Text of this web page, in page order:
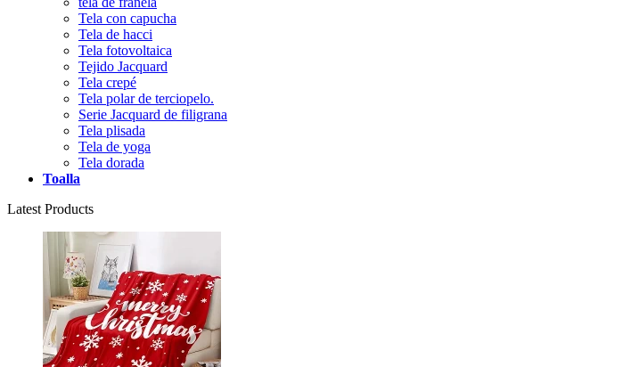
Tela con capucha
Tela de hacci
Tela fotovoltaica
Tejido Jacquard
Tela crepé
Tela polar de terciopelo.
Serie Jacquard de filigrana
Tela plisada
Tela de yoga
Tela dorada
Toalla
Latest Products